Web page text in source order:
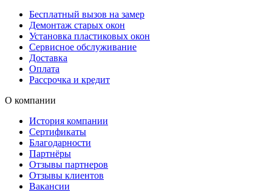
Бесплатный вызов на замер
Демонтаж старых окон
Установка пластиковых окон
Сервисное обслуживание
Доставка
Оплата
Рассрочка и кредит
О компании
История компании
Сертификаты
Благодарности
Партнёры
Отзывы партнеров
Отзывы клиентов
Вакансии